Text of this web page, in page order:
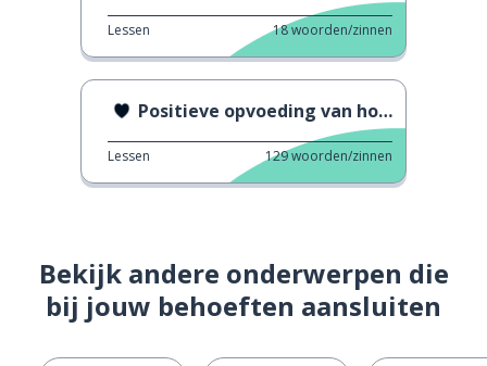
Lessen 18woorden/zinnen
Positieve opvoeding van honden
Lessen 129woorden/zinnen
Bekijk andere onderwerpen die
bij jouw behoeften aansluiten